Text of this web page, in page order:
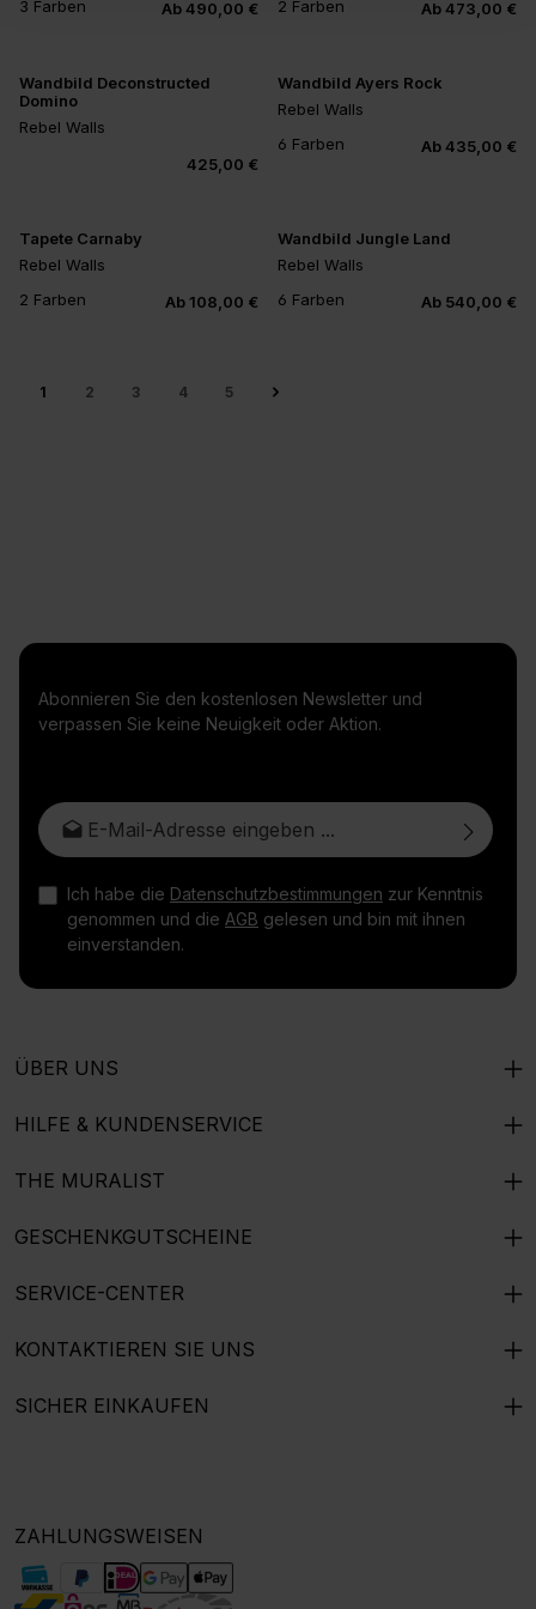
3 Farben
Ab 490,00 €
2 Farben
Ab 473,00 €
Wandbild Deconstructed
Domino
Rebel Walls
425,00 €
+2
Wandbild Ayers Rock
Rebel Walls
6 Farben
Ab 435,00 €
Tapete Carnaby
Rebel Walls
2 Farben
Ab 108,00 € +2
Wandbild Jungle Land
Rebel Walls
6 Farben
Ab 540,00 €
1 2 3 4 5
Abonnieren Sie den kostenlosen Newsletter und
verpassen Sie keine Neuigkeit oder Aktion.
E-Mail-Adresse*
Ich habe die Datenschutzbestimmungen zur Kenntnis
genommen und die AGB gelesen und bin mit ihnen
einverstanden.
ÜBER UNS
HILFE & KUNDENSERVICE
THE MURALIST
GESCHENKGUTSCHEINE
SERVICE-CENTER
KONTAKTIEREN SIE UNS
SICHER EINKAUFEN
ZAHLUNGSWEISEN